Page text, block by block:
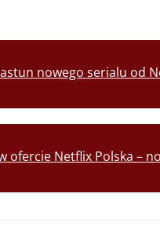
nowego serialu od
ofercie Netflix Polska –